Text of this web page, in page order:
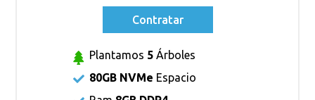
Contratar
Plantamos 5 Árboles
80GB NVMe Espacio